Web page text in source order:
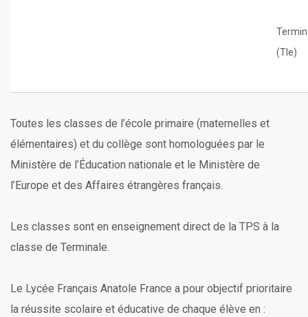
(Tle)
Toutes les classes de l’école primaire (maternelles et
élémentaires) et du collège sont homologuées par le
Ministère de l’Éducation nationale et le Ministère de
l’Europe et des Affaires étrangères français.
Les classes sont en enseignement direct de la TPS à la
classe de Terminale.
Le Lycée Français Anatole France a pour objectif prioritaire
la réussite scolaire et éducative de chaque élève en :